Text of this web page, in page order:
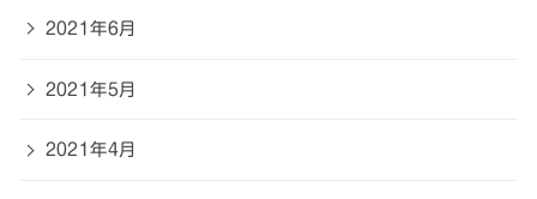
2021年6月
2021年5月
2021年4月